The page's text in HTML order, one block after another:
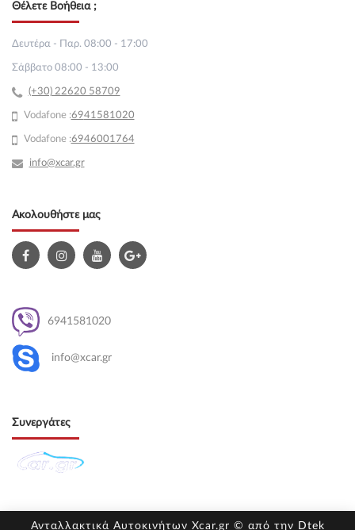
Θέλετε Βοήθεια ;
Δευτέρα - Παρ. 08:00 - 17:00
Σάββατο 08:00 - 13:00
(+30) 22620 58709
Vodafone :6941581020
Vodafone :6946001764
info@xcar.gr
Ακολουθήστε μας
6941581020
info@xcar.gr
Συνεργάτες
Ανταλλακτικά Αυτοκινήτων Xcar.gr © από την Dtek